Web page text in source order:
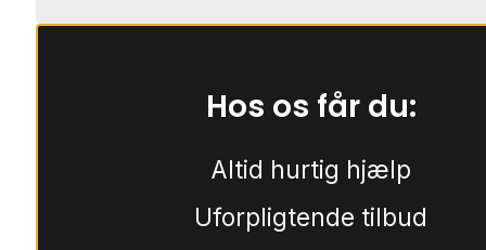
Hos os får du:
Altid hurtig hjælp
Uforpligtende tilbud